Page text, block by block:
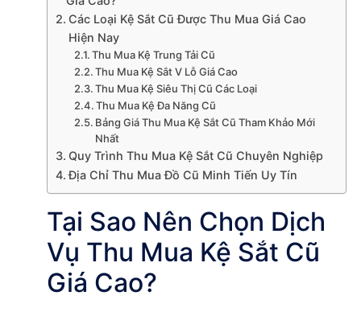
Các Loại Kệ Sắt Cũ Được Thu Mua Giá Cao
Hiện Nay
Thu Mua Kệ Trung Tải Cũ
Thu Mua Kệ Sắt V Lỗ Giá Cao
Thu Mua Kệ Siêu Thị Cũ Các Loại
Thu Mua Kệ Đa Năng Cũ
Bảng Giá Thu Mua Kệ Sắt Cũ Tham Khảo Mới
Nhất
Quy Trình Thu Mua Kệ Sắt Cũ Chuyên Nghiệp
Địa Chỉ Thu Mua Đồ Cũ Minh Tiến Uy Tín
Tại Sao Nên Chọn Dịch
Vụ Thu Mua Kệ Sắt Cũ
Giá Cao?